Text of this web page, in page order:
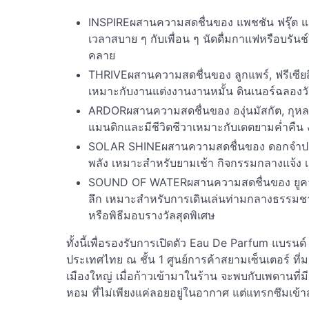
INSPIREผสานความสดชื่นของ แพชชัน ฟรุ๊ต
เวลาสบาย ๆ กับเพื่อน ๆ นัดดื่มกาแฟหรือบรั
คลาย
THRIVEผสานความสดชื่นของ ลูกแพร์, ฟรีเ
เหมาะกับงานแต่งงานงานหมั้น ดินเนอร์ฉลอ
ARDORผสานความสดชื่นของ องุ่นมัสกัต, กุห
แมนติกและมีชีวิตชีวาเหมาะกับเดตยามค่ำคืน
SOLAR SHINEผสานความสดชื่นของ ดอกจ
พลัง เหมาะสำหรับยามเช้า กิจกรรมกลางแจ้ง
SOUND OF WATERผสานความสดชื่นของ
ลึก เหมาะสำหรับการเดินเล่นท่ามกลางธรรม
หรือพิธีมอบรางวัลสุดพิเศษ
ทั้งนี้เพื่อรองรับการเปิดตัว Eau De Parfum แบรน
ประเทศไทย ณ ชั้น 1 ศูนย์การค้าสยามเซ็นเตอร์
เมืองใหญ่ เมื่อก้าวเข้ามาในร้าน จะพบกับเพดาน
หอม ที่ไม่เพียงแค่ลอยอยู่ในอากาศ แต่แทรกซึมเข้